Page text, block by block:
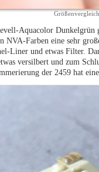
Größenvergleich
Aquacolor
Farben eine sehr
Liner und etwas Filter.
versilbert und zum
der 2459 hat